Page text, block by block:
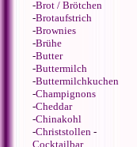
-Brot / Brötchen
-Brotaufstrich
-Brownies
-Brühe
-Butter
-Buttermilch
-Buttermilchkuchen
-Champignons
-Cheddar
-Chinakohl
-Christstollen -
Cocktailbar